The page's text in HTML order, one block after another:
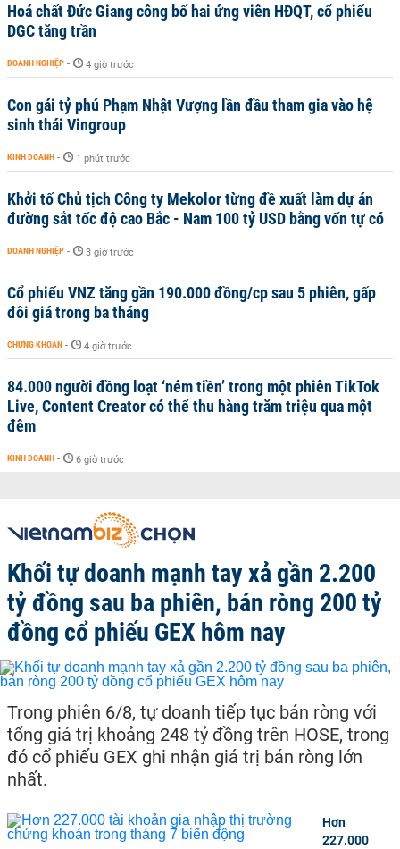
Hoá chất Đức Giang công bố hai ứng viên HĐQT, cổ phiếu
DGC tăng trần
DOANH NGHIỆP - 4 giờ trước
Con gái tỷ phú Phạm Nhật Vượng lần đầu tham gia vào hệ
sinh thái Vingroup
KINH DOANH - 1 phút trước
Khởi tố Chủ tịch Công ty Mekolor từng đề xuất làm dự án
đường sắt tốc độ cao Bắc - Nam 100 tỷ USD bằng vốn tự có
DOANH NGHIỆP - 3 giờ trước
Cổ phiếu VNZ tăng gần 190.000 đồng/cp sau 5 phiên, gấp
đôi giá trong ba tháng
CHỨNG KHOÁN - 4 giờ trước
84.000 người đồng loạt ‘ném tiền’ trong một phiên TikTok
Live, Content Creator có thể thu hàng trăm triệu qua một
đêm
KINH DOANH - 6 giờ trước
Khối tự doanh mạnh tay xả gần 2.200
tỷ đồng sau ba phiên, bán ròng 200 tỷ
đồng cổ phiếu GEX hôm nay
Trong phiên 6/8, tự doanh tiếp tục bán ròng với
tổng giá trị khoảng 248 tỷ đồng trên HOSE, trong
đó cổ phiếu GEX ghi nhận giá trị bán ròng lớn
nhất.
Hơn
227.000